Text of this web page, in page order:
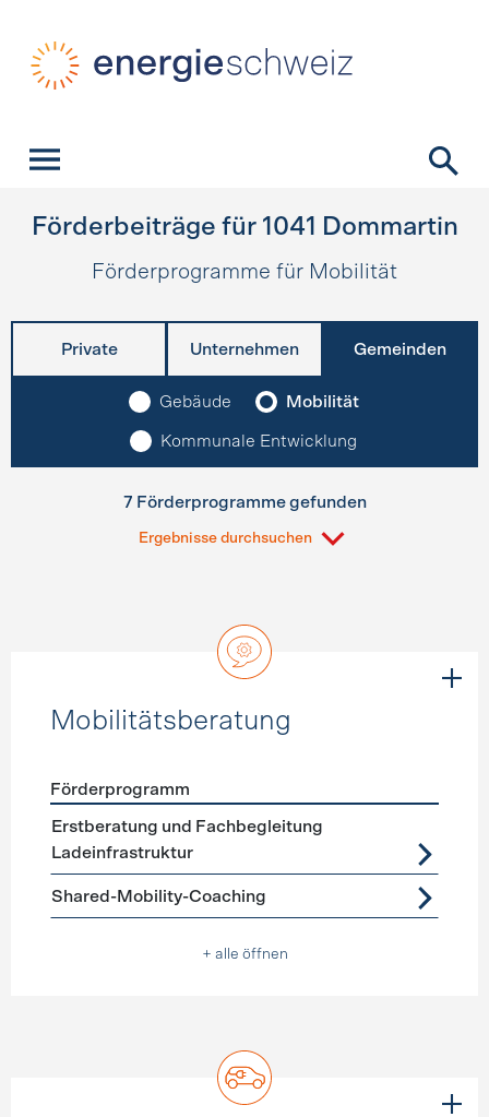
Förderbeiträge für 1041 Dommartin
Förderprogramme für Mobilität
Private Unternehmen Gemeinden
Gebäude Mobilität
Kommunale Entwicklung
7 Förderprogramme gefunden
Ergebnisse durchsuchen
Mobilitätsberatung
Förderprogramme Mobilitätsberatung
Förderprogramm
Erstberatung und Fachbegleitung
Ladeinfrastruktur
Shared-Mobility-Coaching
+ alle öffnen